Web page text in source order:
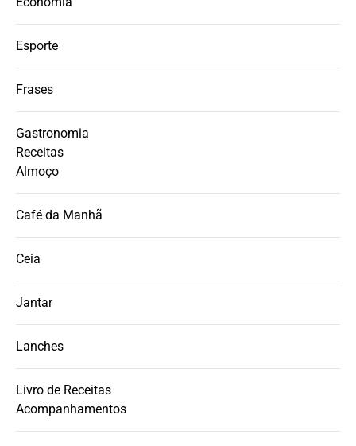
Esporte
Frases
Gastronomia
Receitas
Almoço
Café da Manhã
Ceia
Jantar
Lanches
Livro de Receitas
Acompanhamentos